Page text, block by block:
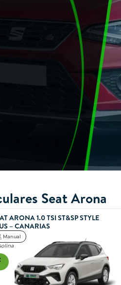
Seat Arona
ARONA 1.0 TSI ST&SP STYLE
– CANARIAS
Manual